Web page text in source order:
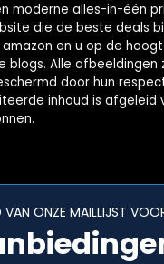
moderne alles-in-één
die de beste deals
en u op de
Alle afbeeldingen
door hun
inhoud is afgeleid
ONZE MAILLIJST